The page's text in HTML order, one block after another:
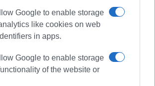
Google to enable storage
like cookies on web
in apps.
Google to enable storage
of the website or